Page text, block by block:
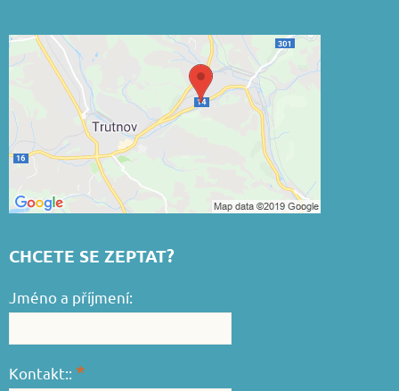
CHCETE SE ZEPTAT?
Jméno a příjmení:
Kontakt:: *